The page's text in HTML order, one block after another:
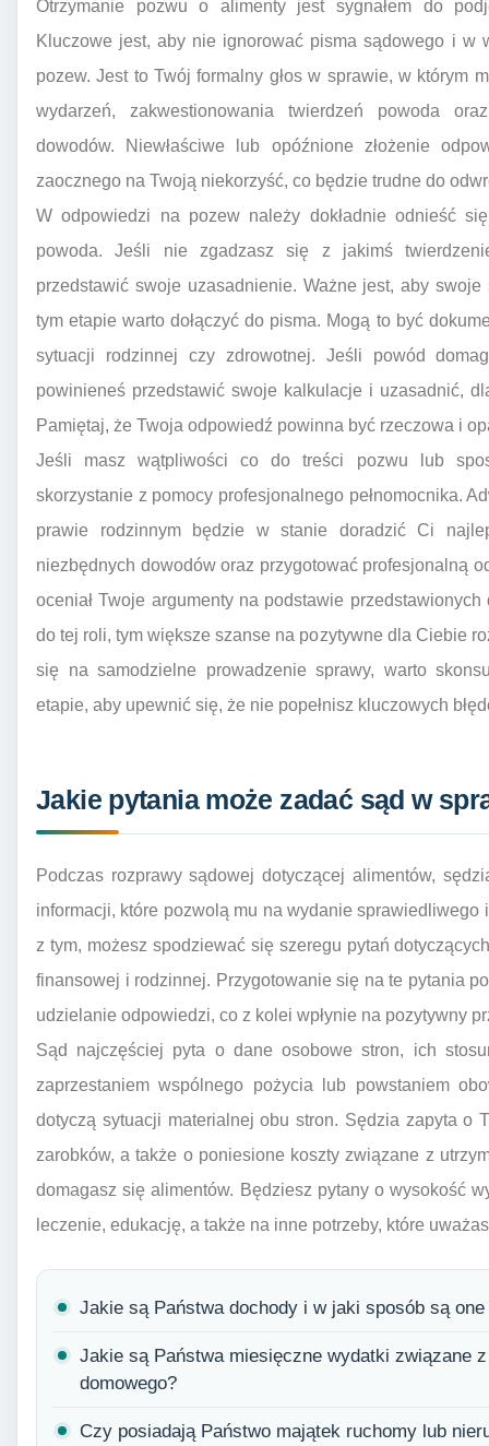
Otrzymanie pozwu o alimenty jest sygnałem do
Kluczowe jest, aby nie ignorować pisma sądowego i w
pozew. Jest to Twój formalny głos w sprawie, w którym
wydarzeń, zakwestionowania twierdzeń powoda
dowodów. Niewłaściwe lub opóźnione złożenie
zaocznego na Twoją niekorzyść, co będzie trudne do
W odpowiedzi na pozew należy dokładnie odnieść
powoda. Jeśli nie zgadzasz się z jakimś
przedstawić swoje uzasadnienie. Ważne jest, aby
tym etapie warto dołączyć do pisma. Mogą to być
sytuacji rodzinnej czy zdrowotnej. Jeśli powód
powinieneś przedstawić swoje kalkulacje i uzasadnić,
Pamiętaj, że Twoja odpowiedź powinna być rzeczowa i
Jeśli masz wątpliwości co do treści pozwu lub
skorzystanie z pomocy profesjonalnego pełnomocnika.
prawie rodzinnym będzie w stanie doradzić Ci
niezbędnych dowodów oraz przygotować profesjonalną
oceniał Twoje argumenty na podstawie
do tej roli, tym większe szanse na pozytywne dla Ciebie
się na samodzielne prowadzenie sprawy, warto
etapie, aby upewnić się, że nie popełnisz kluczowych
Jakie pytania może zadać sąd w
Podczas rozprawy sądowej dotyczącej alimentów,
informacji, które pozwolą mu na wydanie
z tym, możesz spodziewać się szeregu pytań
finansowej i rodzinnej. Przygotowanie się na te pytania
udzielanie odpowiedzi, co z kolei wpłynie na pozytywny
Sąd najczęściej pyta o dane osobowe stron, ich
zaprzestaniem wspólnego pożycia lub powstaniem
dotyczą sytuacji materialnej obu stron. Sędzia zapyta o
zarobków, a także o poniesione koszty związane z
domagasz się alimentów. Będziesz pytany o wysokość
leczenie, edukację, a także na inne potrzeby, które
Jakie są Państwa dochody i w jaki sposób są
Jakie są Państwa miesięczne wydatki związane
domowego?
Czy posiadają Państwo majątek ruchomy lub